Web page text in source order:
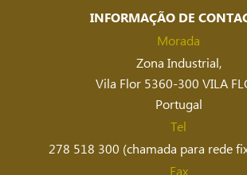
INFORMAÇÃO DE
Morada
Zona Industrial,
Vila Flor 5360-300 VILA
Portugal
Tel
278 518 300 (chamada para rede